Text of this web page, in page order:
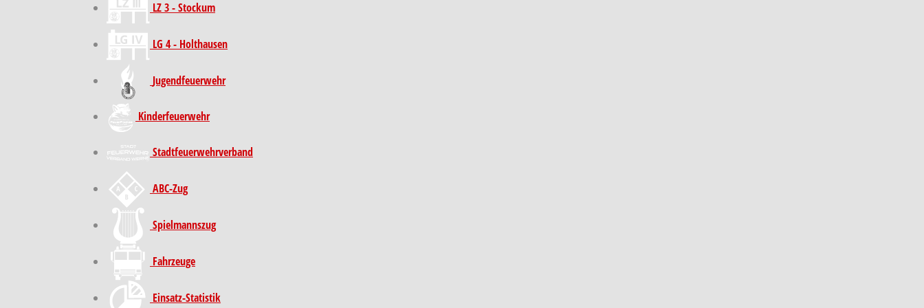
LZ 3 - Stockum
LG 4 - Holthausen
Jugendfeuerwehr
Kinder­feuer­wehr
Stadt­feuer­wehr­verband
ABC-Zug
Spielmannszug
Fahrzeuge
Einsatz-Statistik